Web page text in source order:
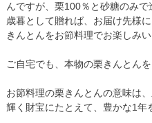
んですが、栗100％と砂糖のみ
歳暮として贈れば、お届け先様
きんとんをお節料理でお楽しみい
ご自宅でも、本物の栗きんとん
お節料理の栗きんとんの意味は
輝く財宝にたとえて、豊かな1年